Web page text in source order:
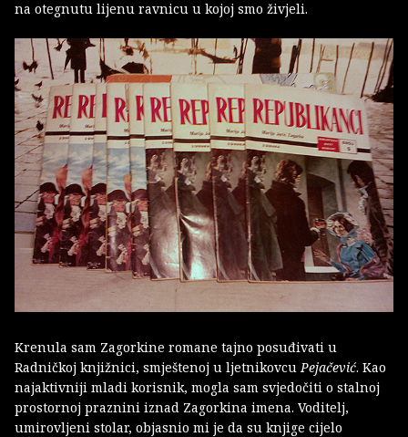
na otegnutu lijenu ravnicu u kojoj smo živjeli.
Krenula sam Zagorkine romane tajno posuđivati u
Radničkoj knjižnici, smještenoj u ljetnikovcuPejačević. Kao
najaktivniji mladi korisnik, mogla sam svjedočiti o stalnoj
prostornoj praznini iznad Zagorkina imena. Voditelj,
umirovljeni stolar, objasnio mi je da su knjige cijelo